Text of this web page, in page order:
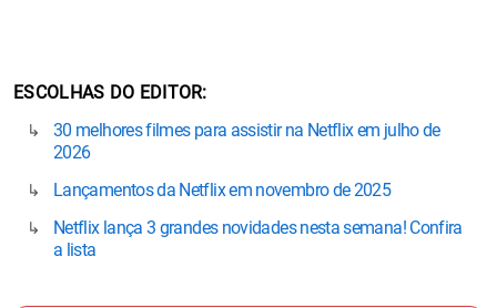
ESCOLHAS DO EDITOR
30 melhores filmes para assistir na Netflix em julho de
2026
Lançamentos da Netflix em novembro de 2025
Netflix lança 3 grandes novidades nesta semana! Confira
a lista